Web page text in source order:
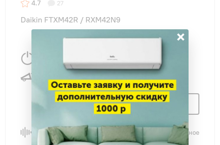
4.7 27
Daikin FTXM42R / RXM42N9
Узнать цену
Сравнить В избранное
×